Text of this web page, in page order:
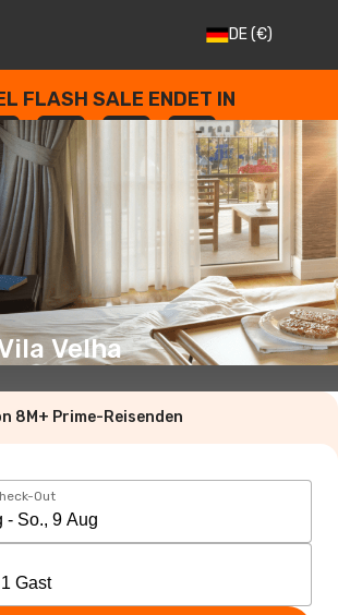
DE(€)
FLASH SALE ENDET IN
: --
STUNDEN
: --
SEKUNDEN
Velha
8M+ Prime-Reisenden
Out